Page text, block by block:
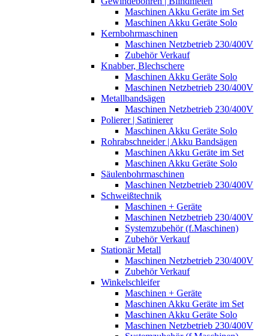
Maschinen Akku Geräte im Set
Maschinen Akku Geräte Solo
Kernbohrmaschinen
Maschinen Netzbetrieb 230/400V
Zubehör Verkauf
Knabber, Blechschere
Maschinen Akku Geräte Solo
Maschinen Netzbetrieb 230/400V
Metallbandsägen
Maschinen Netzbetrieb 230/400V
Polierer | Satinierer
Maschinen Akku Geräte Solo
Rohrabschneider | Akku Bandsägen
Maschinen Akku Geräte im Set
Maschinen Akku Geräte Solo
Säulenbohrmaschinen
Maschinen Netzbetrieb 230/400V
Schweißtechnik
Maschinen + Geräte
Maschinen Netzbetrieb 230/400V
Systemzubehör (f.Maschinen)
Zubehör Verkauf
Stationär Metall
Maschinen Netzbetrieb 230/400V
Zubehör Verkauf
Winkelschleifer
Maschinen + Geräte
Maschinen Akku Geräte im Set
Maschinen Akku Geräte Solo
Maschinen Netzbetrieb 230/400V